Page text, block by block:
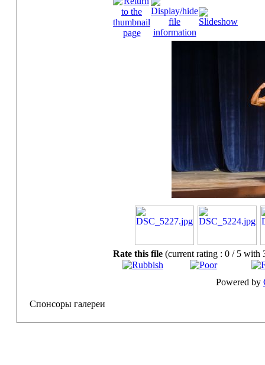
Rate this file (current rating : 0 / 5 with
Powered by
Спонсоры галереи